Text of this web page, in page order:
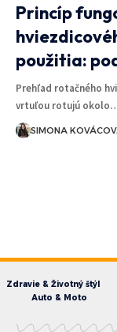
Princíp
použitia:
Prehľad rotačného
vrtuľou rotujú
SIMONA
Zdravie & Životný štýl
Auto & Moto